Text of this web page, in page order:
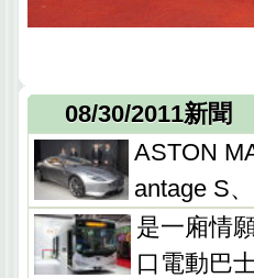
08/30/2011新聞
ASTON
antage S
是一廂情
口電動巴